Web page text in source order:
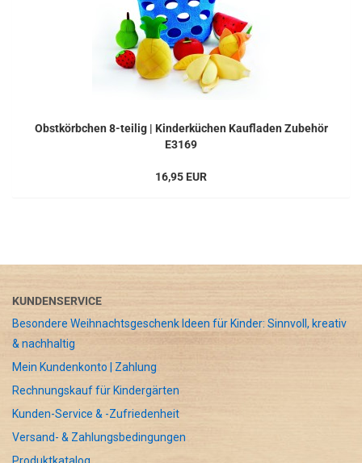
Obstkörbchen 8-teilig | Kinderküchen Kaufladen Zubehör
E3169
16,95 EUR
KUNDENSERVICE
Besondere Weihnachtsgeschenk Ideen für Kinder: Sinnvoll, kreativ
& nachhaltig
Mein Kundenkonto | Zahlung
Rechnungskauf für Kindergärten
Kunden-Service & -Zufriedenheit
Versand- & Zahlungsbedingungen